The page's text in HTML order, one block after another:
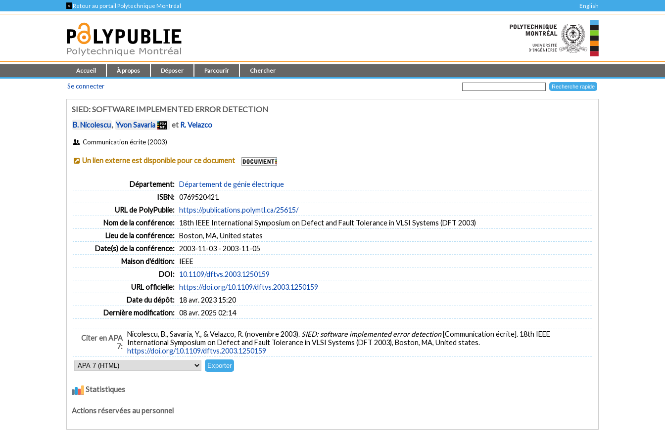
< Retour au portail Polytechnique Montréal English
Accueil À propos Déposer Parcourir Chercher
Se connecter
SIED: SOFTWARE IMPLEMENTED ERROR DETECTION
B. Nicolescu, Yvon Savaria et R. Velazco
Communication écrite (2003)
Un lien externe est disponible pour ce document
Département: Département de génie électrique
ISBN: 0769520421
URL de PolyPublie: https://publications.polymtl.ca/25615/
Nom de la conférence: 18th IEEE International Symposium on Defect and Fault Tolerance in VLSI Systems (DFT 2003)
Lieu de la conférence: Boston, MA, United states
Date(s) de la conférence: 2003-11-03 - 2003-11-05
Maison d'édition: IEEE
DOI: 10.1109/dftvs.2003.1250159
URL officielle: https://doi.org/10.1109/dftvs.2003.1250159
Date du dépôt: 18 avr. 2023 15:20
Dernière modification: 08 avr. 2025 02:14
Citer en APA
7:
Nicolescu, B., Savaria, Y., & Velazco, R. (novembre 2003). SIED: software implemented error detection [Communication écrite]. 18th IEEE
International Symposium on Defect and Fault Tolerance in VLSI Systems (DFT 2003), Boston, MA, United states.
https://doi.org/10.1109/dftvs.2003.1250159
Statistiques
Actions réservées au personnel